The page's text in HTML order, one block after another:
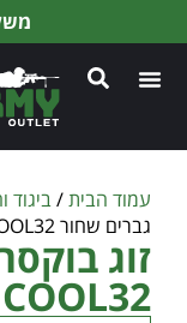
עמוד הבית/
גברים שחור COOL32 ארוך
זוג
COOL32 ארוך